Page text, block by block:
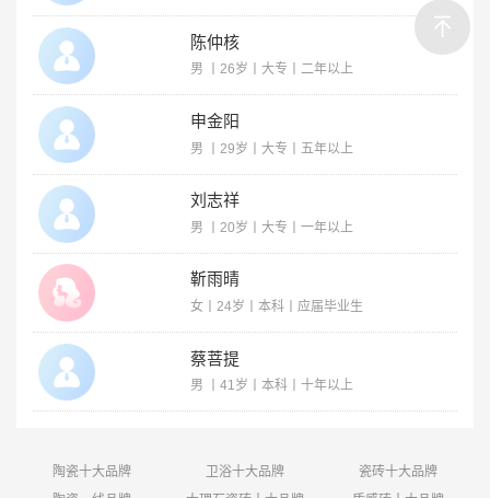
陈仲核
男 丨26岁丨大专丨二年以上
申金阳
男 丨29岁丨大专丨五年以上
刘志祥
男 丨20岁丨大专丨一年以上
靳雨晴
女丨24岁丨本科丨应届毕业生
蔡菩提
男 丨41岁丨本科丨十年以上
陶瓷十大品牌 卫浴十大品牌
瓷砖十大品牌